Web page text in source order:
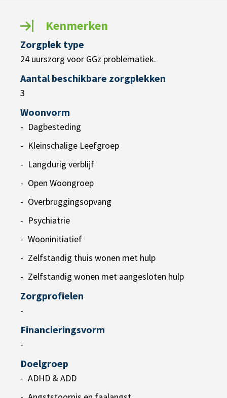
Kenmerken
Zorgplek type
24 uurszorg voor GGz problematiek.
Aantal beschikbare zorgplekken
3
Woonvorm
Dagbesteding
Kleinschalige Leefgroep
Langdurig verblijf
Open Woongroep
Overbruggingsopvang
Psychiatrie
Wooninitiatief
Zelfstandig thuis wonen met hulp
Zelfstandig wonen met aangesloten hulp
Zorgprofielen
-
Financieringsvorm
-
Doelgroep
ADHD & ADD